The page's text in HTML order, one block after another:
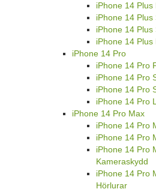
iPhone 14 Plus
iPhone 14 Plus
iPhone 14
iPhone 14
iPhone 14 Pro
iPhone 14 Pro
iPhone 14 Pro
iPhone 14 Pro
iPhone 14 Pro
iPhone 14 Pro Max
iPhone 14 Pro
iPhone 14 Pro
iPhone 14 Pro
Kameraskydd
iPhone 14 Pro
Hörlurar